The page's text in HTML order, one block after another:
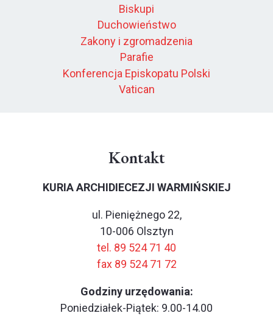
Biskupi
Duchowieństwo
Zakony i zgromadzenia
Parafie
Konferencja Episkopatu Polski
Vatican
Kontakt
KURIA ARCHIDIECEZJI WARMIŃSKIEJ
ul. Pieniężnego 22,
10-006 Olsztyn
tel. 89 524 71 40
fax 89 524 71 72
Godziny urzędowania:
Poniedziałek-Piątek: 9.00-14.00